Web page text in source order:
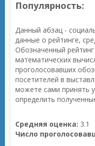
Популярность:
Данный абзац -
данные о рейтинге,
Обозначенный
математических
проголосовавших
посетителей в
можете сами принять
определить
Средняя оценка: 3.1
Число